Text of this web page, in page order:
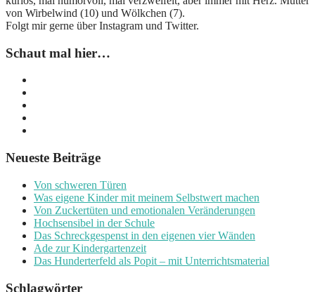
von Wirbelwind (10) und Wölkchen (7).
Folgt mir gerne über Instagram und Twitter.
Schaut mal hier…
Neueste Beiträge
Von schweren Türen
Was eigene Kinder mit meinem Selbstwert machen
Von Zuckertüten und emotionalen Veränderungen
Hochsensibel in der Schule
Das Schreckgespenst in den eigenen vier Wänden
Ade zur Kindergartenzeit
Das Hunderterfeld als Popit – mit Unterrichtsmaterial
Schlagwörter